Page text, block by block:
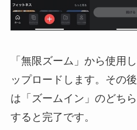
「無限ズーム」から使用
ップロードします。その
は「ズームイン」のどち
すると完了です。